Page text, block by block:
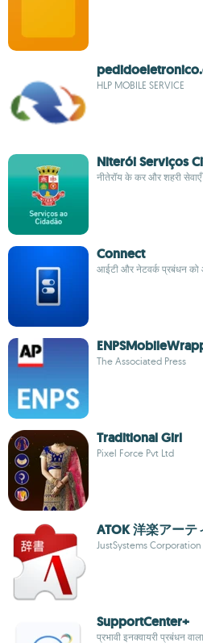
HLP MOBILE SERVICE
Niterói Serviços
नीतेरॉय के कर और शहरी
Connect
आईटी और नेटवर्क प्रबंधन
The Associated Press
Traditional Girl
Pixel Force Pvt Ltd
ATOK 洋楽アーテ
JustSystems Corporation
SupportCenter+
प्रभावी इनक्वायरी प्रबंधन